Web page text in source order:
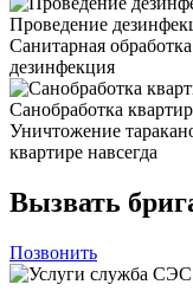
Проведение
Санитарная
дезинфекция
Санобработка
Уничтожение
квартире навсегда
Вызвать
Позвонить